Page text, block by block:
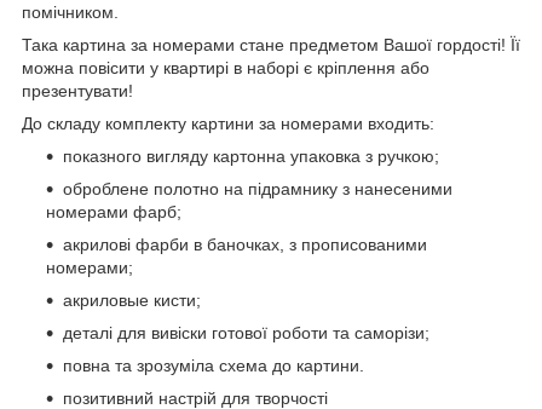
помічником.
Така картина за номерами стане предметом Вашої гордості! Її
можна повісити у квартирі в наборі є кріплення або
презентувати!
До складу комплекту картини за номерами входить:
показного вигляду картонна упаковка з ручкою;
оброблене полотно на підрамнику з нанесеними
номерами фарб;
акрилові фарби в баночках, з прописованими
номерами;
акриловые кисти;
деталі для вивіски готової роботи та саморізи;
повна та зрозуміла схема до картини.
позитивний настрій для творчості